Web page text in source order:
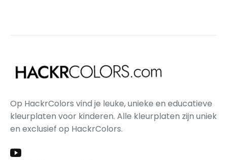
Op HackrColors vind je leuke, unieke en educatieve
kleurplaten voor kinderen. Alle kleurplaten zijn uniek
en exclusief op HackrColors.